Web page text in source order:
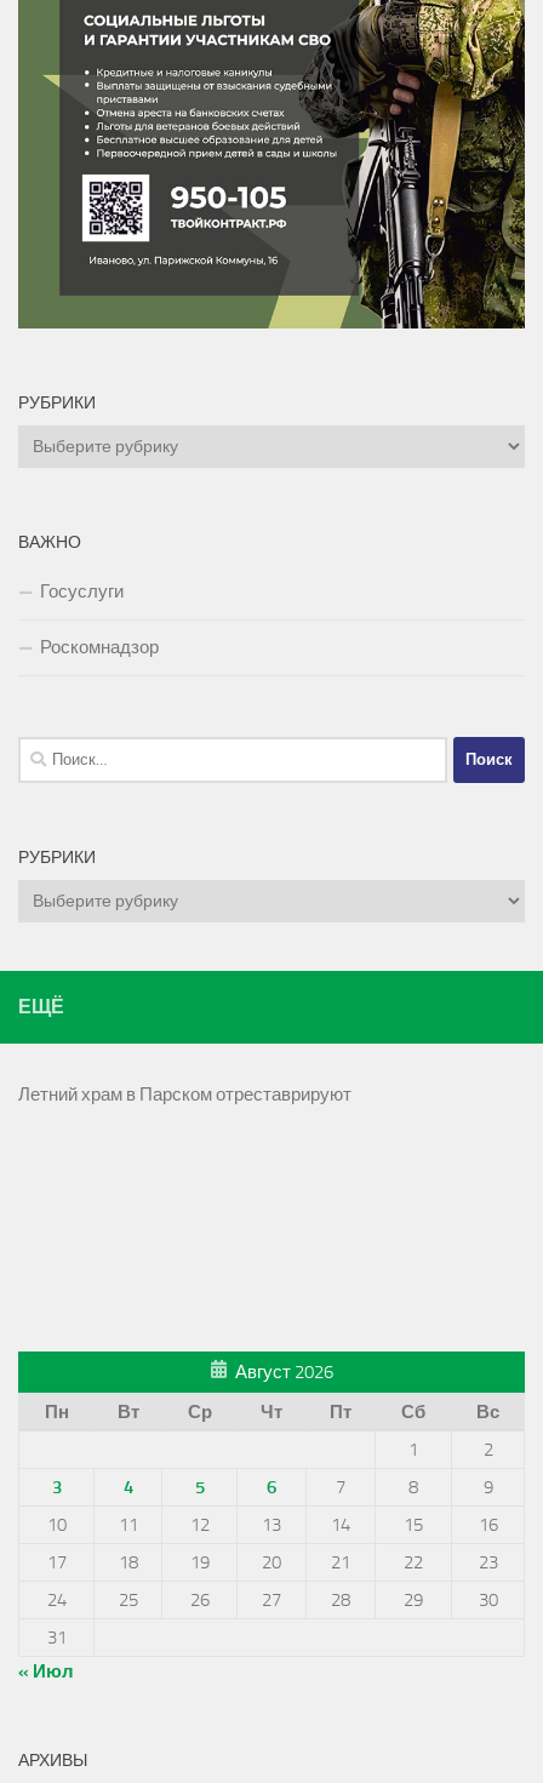
РУБРИКИ
Рубрики
ВАЖНО
Госуслуги
Роскомнадзор
Найти:
РУБРИКИ
Рубрики
ЕЩЁ
Летний храм в Парском отреставрируют
Август 2026
Пн
Вт Ср Чт Пт Сб
Вс
1
2
3
4 5 6 7 8
9
10
11 12 13 14 15
16
17
18 19 20 21 22
23
24
25 26 27 28 29
30
31
« Июл
АРХИВЫ